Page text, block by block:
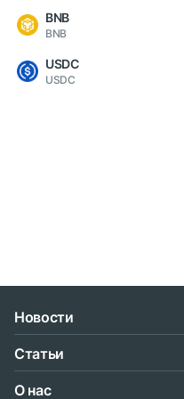
BNB
BNB
USDC
USDC
Новости
Статьи
О нас